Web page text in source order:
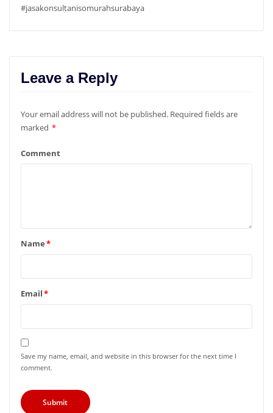
#jasakonsultanisomurahsurabaya
Leave a Reply
Your email address will not be published. Required fields are
marked *
Comment
Name*
Email*
Save my name, email, and website in this browser for the next time I
comment.